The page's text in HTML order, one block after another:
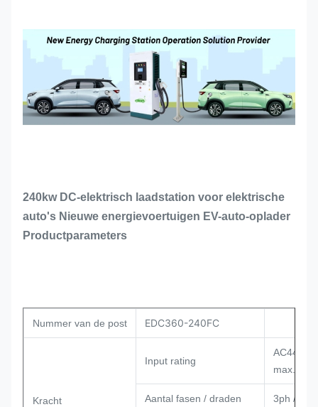
240kw DC-elektrisch laadstation voor elektrische
auto's Nieuwe energievoertuigen EV-auto-oplader
Productparameters
Nummer van de post EDC360-240FC
Kracht
Input rating
AC440V
max.
Aantal fasen / draden 3ph / L1,